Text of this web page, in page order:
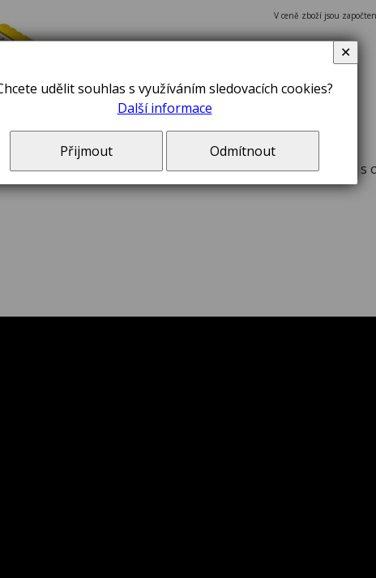
V ceně zboží jsou
Nůž FatMax® s
udělit souhlas s využíváním sledovacích cookies?
Další informace
Přijmout Odmítnout
✕